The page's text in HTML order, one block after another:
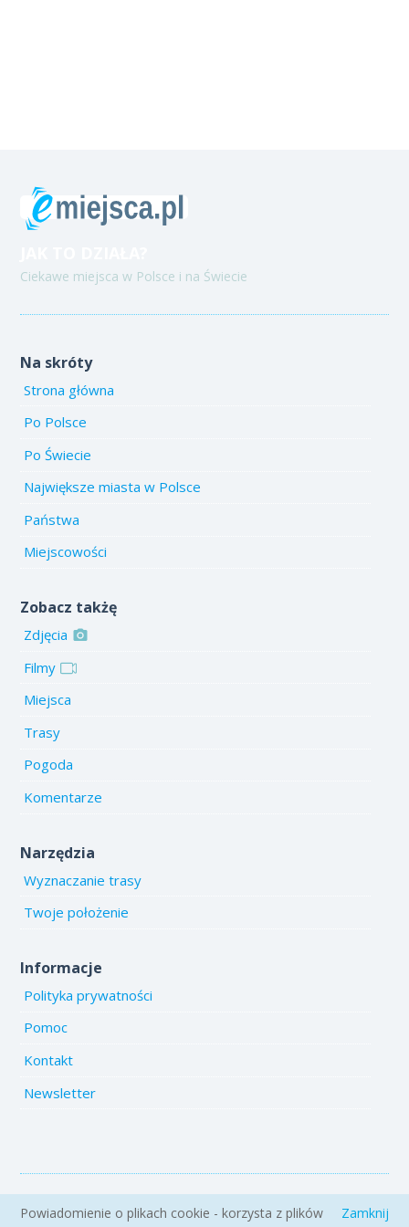
Ciekawe miejsca w Polsce i na Świecie
Na skróty
Strona główna
Po Polsce
Po Świecie
Największe miasta w Polsce
Państwa
Miejscowości
Zobacz takżę
Zdjęcia
Filmy
Miejsca
Trasy
Pogoda
Komentarze
Narzędzia
Wyznaczanie trasy
Twoje położenie
Informacje
Polityka prywatności
Pomoc
Kontakt
Newsletter
Copyright 2005-2026 www.emiejsca.pl. Kopiowanie treści i zdjęć
Powiadomienie o plikach cookie - korzysta z plików
Zamknij